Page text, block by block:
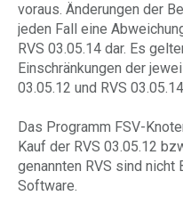
voraus. Änderungen der
jeden Fall eine
RVS 03.05.14 dar. Es
Einschränkungen der
03.05.12 und RVS
Das Programm FSV-
Kauf der RVS 03.05.12
genannten RVS sind
Software.